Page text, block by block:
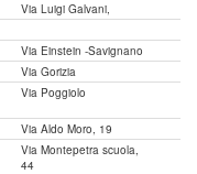
Via Luigi Galvani,
Via Einstein -Savignano
Via Gorizia
Via Poggiolo
Via Aldo Moro, 19
Via Montepetra scuola,
44